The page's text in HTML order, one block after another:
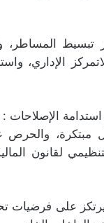
المساطر،
الإداري،
الإصلاحات :
مبتكرة، والحرص
لقانون